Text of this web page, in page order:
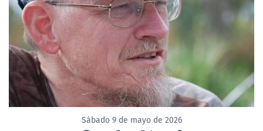
ACTUALIDAD Y TENDENCIAS
CORPORATIVO Y TRANSPARENCIA
CANAL DE DENUNCIAS
ÁREA DE PROYECTOS
Sábado 9 de mayo de 2026